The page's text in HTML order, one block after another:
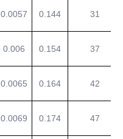
0.0057 0.144 31
0.006 0.154 37
0.0065 0.164 42
0.0069 0.174 47